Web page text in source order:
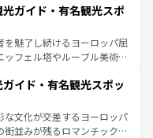
コンテンツ一覧を参照してほ
的なフラメンコ、熱気あふ
スが生活の一部となってい
た雰囲気や、バルセロナの
では古代ローマ遺跡や中世
が異なるスペインはその個
。
ガイド・有名観光スポ
を魅了し続けるヨーロッパ屈
フェル塔やルーブル美術館
。華麗な宮殿、歴史的な大
かな自然が、訪れる者を心
スは美食の国としても知ら
形文化遺産にも登録されて
イド・有名観光スポッ
な文化が交差するヨーロッパ
並みが残るロマンチック街